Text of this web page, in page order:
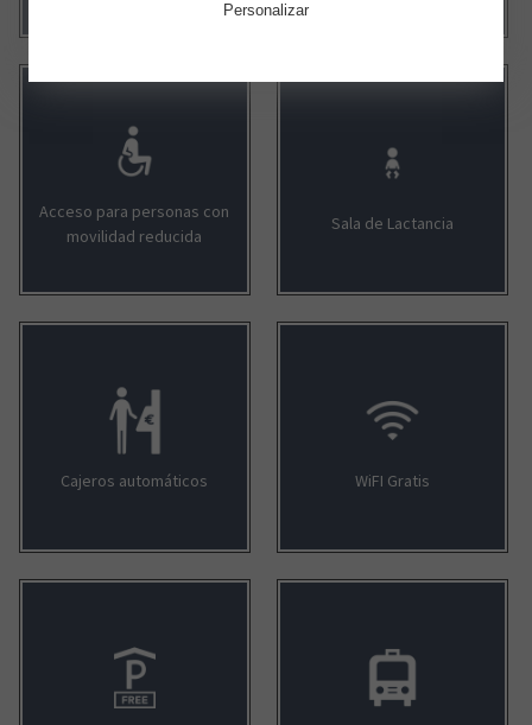
Acceso para personas con
movilidad reducida
Sala de Lactancia
Cajeros automáticos WiFI Gratis
Personalizar